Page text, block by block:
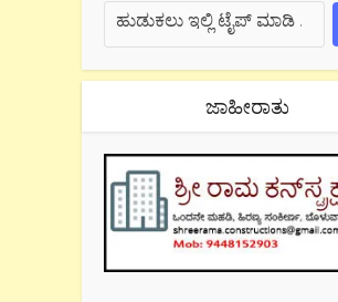
ಜಾಹೀರಾತು